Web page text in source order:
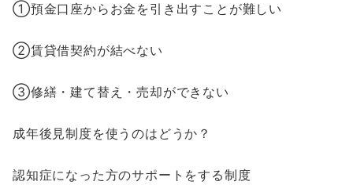
➀預金口座からお金を引き出すことが難しい
➁賃貸借契約が結べない
➂修繕・建て替え・売却ができない
成年後見制度を使うのはどうか？
認知症になった方のサポートをする制度